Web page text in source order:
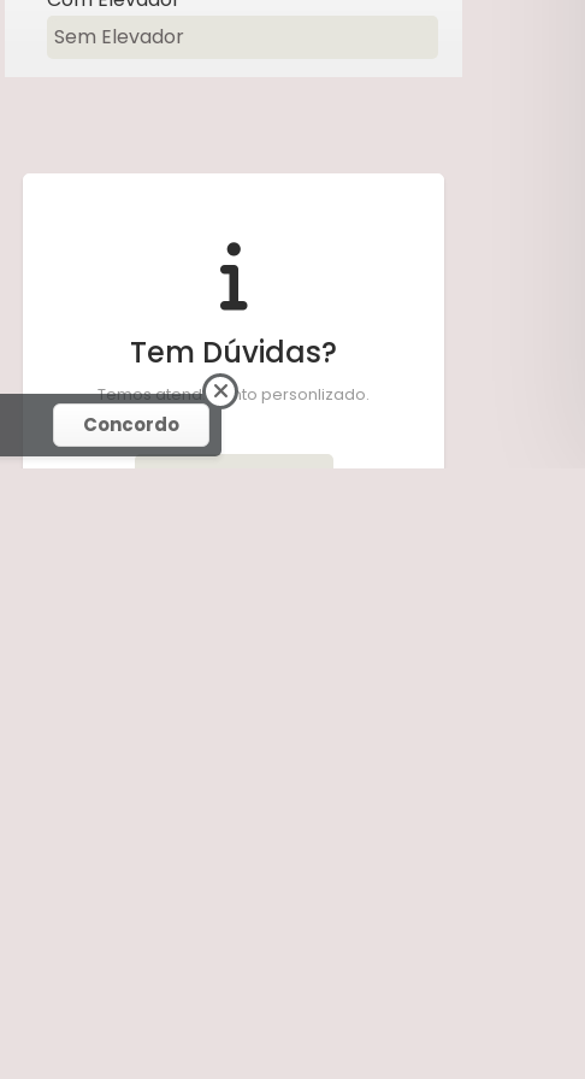
Sem Elevador
Tem Dúvidas?
Temos atendimento personlizado.
Concordo